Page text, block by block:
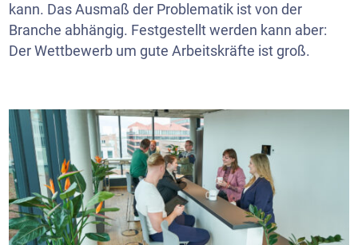
kann. Das Ausmaß der Problematik ist von der
Branche abhängig. Festgestellt werden kann aber:
Der Wettbewerb um gute Arbeitskräfte ist groß.